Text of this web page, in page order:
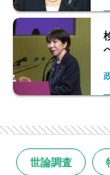
世論調査